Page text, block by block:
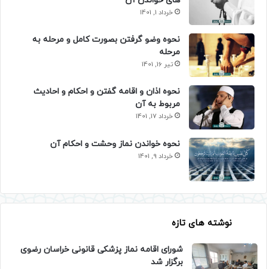
خرداد 1, 1401
نحوه وضو گرفتن بصورت کامل و مرحله به
مرحله
تیر 16, 1401
نحوه اذان و اقامه گفتن و احکام و احادیث
مربوط به آن
خرداد 17, 1401
نحوه خواندن نماز وحشت و احکام آن
خرداد 9, 1401
نوشته های تازه
شورای اقامه نماز پزشکی قانونی خراسان رضوی
برگزار شد